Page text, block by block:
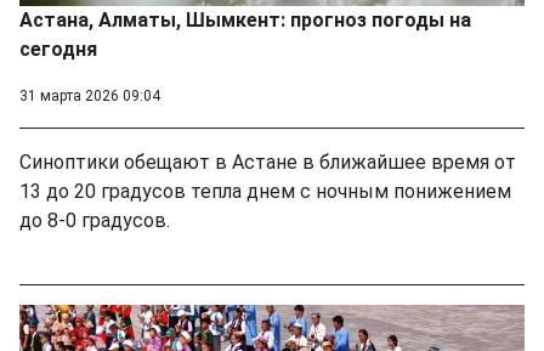
Астана, Алматы, Шымкент: прогноз погоды на
сегодня
31 марта 2026 09:04
Синоптики обещают в Астане в ближайшее время от
13 до 20 градусов тепла днем с ночным понижением
до 8-0 градусов.